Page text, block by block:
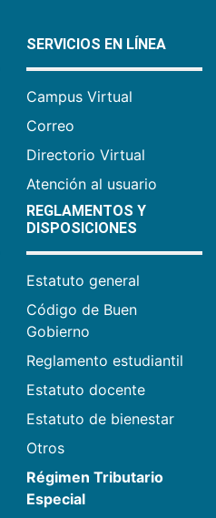
SERVICIOS EN LÍNEA
Campus Virtual
Correo
Directorio Virtual
Atención al usuario
REGLAMENTOS Y
DISPOSICIONES
Estatuto general
Código de Buen
Gobierno
Reglamento estudiantil
Estatuto docente
Estatuto de bienestar
Otros
Régimen Tributario
Especial